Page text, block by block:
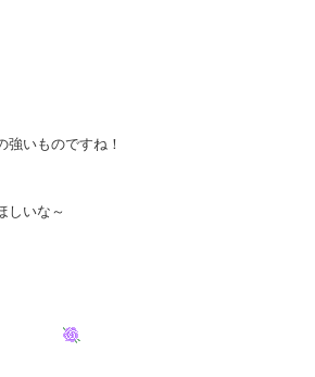
強いものですね！
しいな～